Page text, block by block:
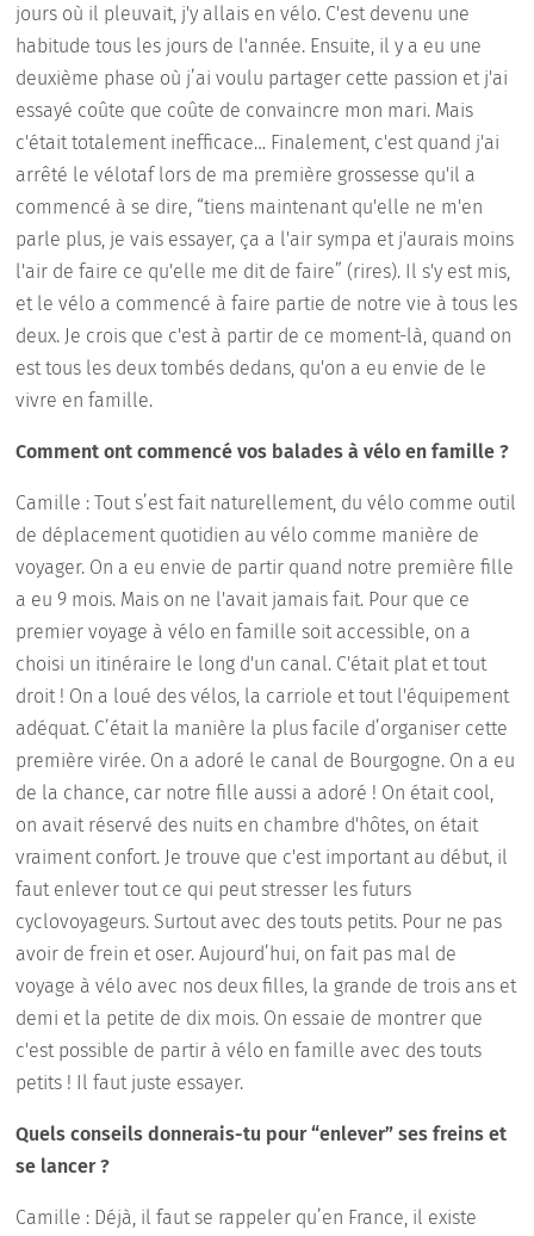
jours où il pleuvait, j'y allais en vélo. C'est devenu une
habitude tous les jours de l'année. Ensuite, il y a eu une
deuxième phase où j’ai voulu partager cette passion et j'ai
essayé coûte que coûte de convaincre mon mari. Mais
c'était totalement inefficace… Finalement, c'est quand j'ai
arrêté le vélotaf lors de ma première grossesse qu'il a
commencé à se dire, “tiens maintenant qu'elle ne m'en
parle plus, je vais essayer, ça a l'air sympa et j'aurais moins
l'air de faire ce qu'elle me dit de faire” (rires). Il s'y est mis,
et le vélo a commencé à faire partie de notre vie à tous les
deux. Je crois que c'est à partir de ce moment-là, quand on
est tous les deux tombés dedans, qu'on a eu envie de le
vivre en famille.
Comment ont commencé vos balades à vélo en famille ?
Camille : Tout s’est fait naturellement, du vélo comme outil
de déplacement quotidien au vélo comme manière de
voyager. On a eu envie de partir quand notre première fille
a eu 9 mois. Mais on ne l'avait jamais fait. Pour que ce
premier voyage à vélo en famille soit accessible, on a
choisi un itinéraire le long d'un canal. C'était plat et tout
droit ! On a loué des vélos, la carriole et tout l'équipement
adéquat. C’était la manière la plus facile d’organiser cette
première virée. On a adoré le canal de Bourgogne. On a eu
de la chance, car notre fille aussi a adoré ! On était cool,
on avait réservé des nuits en chambre d'hôtes, on était
vraiment confort. Je trouve que c'est important au début, il
faut enlever tout ce qui peut stresser les futurs
cyclovoyageurs. Surtout avec des touts petits. Pour ne pas
avoir de frein et oser. Aujourd’hui, on fait pas mal de
voyage à vélo avec nos deux filles, la grande de trois ans et
demi et la petite de dix mois. On essaie de montrer que
c'est possible de partir à vélo en famille avec des touts
petits ! Il faut juste essayer.
Quels conseils donnerais-tu pour “enlever” ses freins et
se lancer ?
Camille : Déjà, il faut se rappeler qu’en France, il existe